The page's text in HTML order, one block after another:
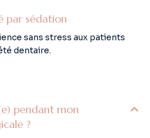
par sédation
sans stress aux patients
dentaire.
pendant mon
?